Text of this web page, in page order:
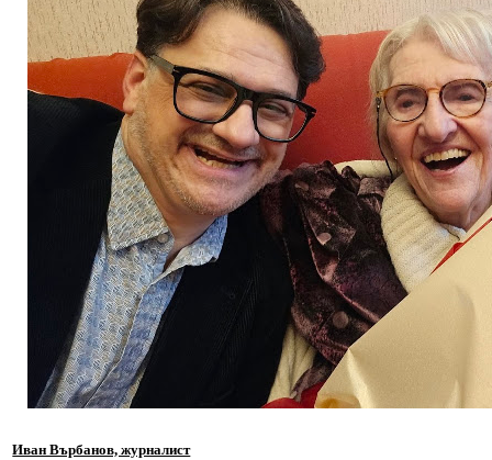
Иван Върбанов, журналист